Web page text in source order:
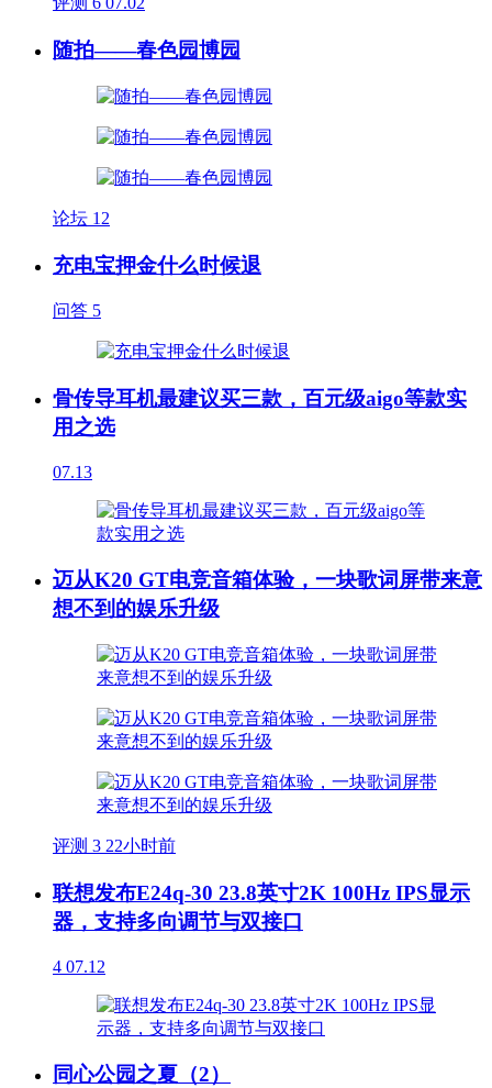
随拍——春色园博园
论坛 12
充电宝押金什么时候退
问答 5
骨传导耳机最建议买三款，百元级aigo等款实
用之选
07.13
迈从K20 GT电竞音箱体验，一块歌词屏带来意
想不到的娱乐升级
评测 3 22小时前
联想发布E24q-30 23.8英寸2K 100Hz IPS显示
器，支持多向调节与双接口
4 07.12
同心公园之夏（2）